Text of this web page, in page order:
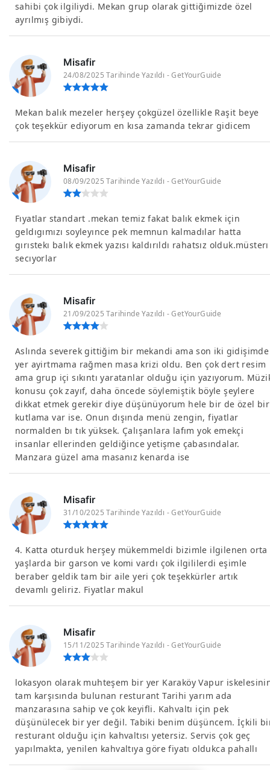
sahibi çok ilgiliydi. Mekan grup olarak gittiğimizde özel
ayrılmış gibiydi.
Misafir
24/08/2025 Tarihinde Yazıldı - GetYourGuide
Mekan balık mezeler herşey çokgüzel özellikle Raşit beye
çok teşekkür ediyorum en kısa zamanda tekrar gidicem
Misafir
08/09/2025 Tarihinde Yazıldı - GetYourGuide
Fıyatlar standart .mekan temiz fakat balık ekmek için
geldıgımızı soyleyınce pek memnun kalmadılar hatta
gırıstekı balık ekmek yazısı kaldırıldı rahatsız olduk.müsterı
secıyorlar
Misafir
21/09/2025 Tarihinde Yazıldı - GetYourGuide
Aslında severek gittiğim bir mekandi ama son iki gidişimde
yer ayirtmama rağmen masa krizi oldu. Ben çok dert resim
ama grup içi sıkıntı yaratanlar olduğu için yazıyorum.
konusu çok zayıf, daha öncede söylemiştik böyle şeylere
dikkat etmek gerekir diye düşünüyorum hele bir de özel bir
kutlama var ise. Onun dışında menü zengin, fiyatlar
normalden bı tık yüksek. Çalışanlara lafım yok emekçi
insanlar ellerinden geldiğince yetişme çabasındalar.
Manzara güzel ama masanız kenarda ise
Misafir
31/10/2025 Tarihinde Yazıldı - GetYourGuide
4. Katta oturduk herşey mükemmeldi bizimle ilgilenen orta
yaşlarda bir garson ve komi vardı çok ilgililerdi eşimle
beraber geldik tam bir aile yeri çok teşekkürler artık
devamlı geliriz. Fiyatlar makul
Misafir
15/11/2025 Tarihinde Yazıldı - GetYourGuide
lokasyon olarak muhteşem bir yer Karaköy Vapur
tam karşısında bulunan resturant Tarihi yarım ada
manzarasına sahip ve çok keyifli. Kahvaltı için pek
düşünülecek bir yer değil. Tabiki benim düşüncem. İçkili
resturant olduğu için kahvaltısı yetersiz. Servis çok geç
yapılmakta, yenilen kahvaltıya göre fiyatı oldukca pahallı